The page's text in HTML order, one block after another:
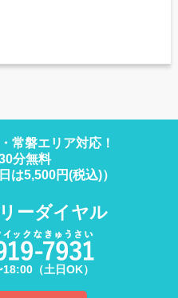
常磐エリア対応！
分無料
は5,500円(税込)）
ーダイヤル
（土日OK）